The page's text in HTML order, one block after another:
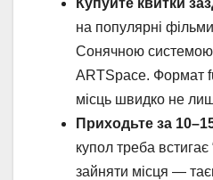
на популярні
Сонячною
ARTSpace. Формат
місць швидко не
Приходьте за
купол треба встигає
зайняти місця —